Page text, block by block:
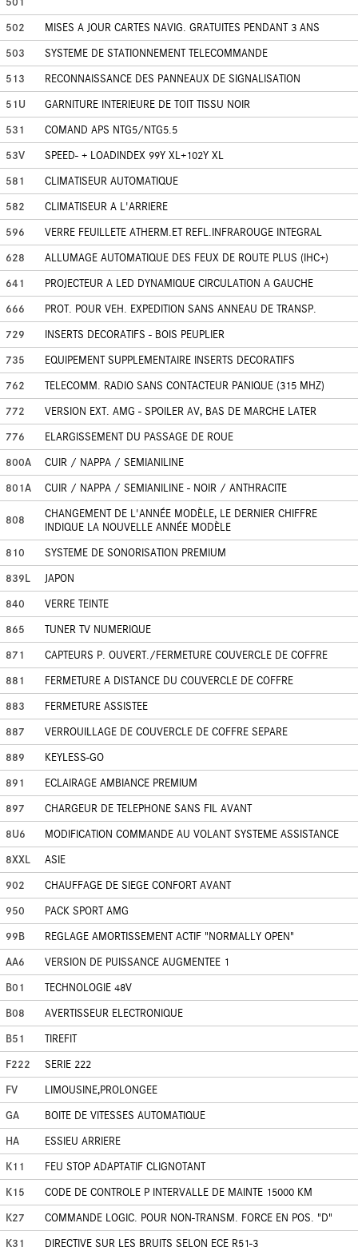
502
MISES A JOUR CARTES NAVIG. GRATUITES PENDANT 3 ANS
503
SYSTEME DE STATIONNEMENT TELECOMMANDE
513
RECONNAISSANCE DES PANNEAUX DE SIGNALISATION
51U
GARNITURE INTERIEURE DE TOIT TISSU NOIR
531
COMAND APS NTG5/NTG5.5
53V
SPEED- + LOADINDEX 99Y XL+102Y XL
581
CLIMATISEUR AUTOMATIQUE
582
CLIMATISEUR A L'ARRIERE
596
VERRE FEUILLETE ATHERM.ET REFL.INFRAROUGE INTEGRAL
628
ALLUMAGE AUTOMATIQUE DES FEUX DE ROUTE PLUS (IHC+)
641
PROJECTEUR A LED DYNAMIQUE CIRCULATION A GAUCHE
666
PROT. POUR VEH. EXPEDITION SANS ANNEAU DE TRANSP.
729
INSERTS DECORATIFS - BOIS PEUPLIER
735
EQUIPEMENT SUPPLEMENTAIRE INSERTS DECORATIFS
762
TELECOMM. RADIO SANS CONTACTEUR PANIQUE (315 MHZ)
772
VERSION EXT. AMG - SPOILER AV, BAS DE MARCHE LATER
776
ELARGISSEMENT DU PASSAGE DE ROUE
800A
CUIR / NAPPA / SEMIANILINE
801A
CUIR / NAPPA / SEMIANILINE - NOIR / ANTHRACITE
808
CHANGEMENT DE L'ANNÉE MODÈLE, LE DERNIER CHIFFRE
INDIQUE LA NOUVELLE ANNÉE MODÈLE
810
SYSTEME DE SONORISATION PREMIUM
839L
JAPON
840
VERRE TEINTE
865
TUNER TV NUMERIQUE
871
CAPTEURS P. OUVERT./FERMETURE COUVERCLE DE COFFRE
881
FERMETURE A DISTANCE DU COUVERCLE DE COFFRE
883
FERMETURE ASSISTEE
887
VERROUILLAGE DE COUVERCLE DE COFFRE SEPARE
889
KEYLESS-GO
891
ECLAIRAGE AMBIANCE PREMIUM
897
CHARGEUR DE TELEPHONE SANS FIL AVANT
8U6
MODIFICATION COMMANDE AU VOLANT SYSTEME ASSISTANCE
8XXL
ASIE
902
CHAUFFAGE DE SIEGE CONFORT AVANT
950
PACK SPORT AMG
99B
REGLAGE AMORTISSEMENT ACTIF "NORMALLY OPEN"
AA6
VERSION DE PUISSANCE AUGMENTEE 1
B01
TECHNOLOGIE 48V
B08
AVERTISSEUR ELECTRONIQUE
B51
TIREFIT
F222
SERIE 222
FV
LIMOUSINE,PROLONGEE
GA
BOITE DE VITESSES AUTOMATIQUE
HA
ESSIEU ARRIERE
K11
FEU STOP ADAPTATIF CLIGNOTANT
K15
CODE DE CONTROLE P INTERVALLE DE MAINTE 15000 KM
K27
COMMANDE LOGIC. POUR NON-TRANSM. FORCE EN POS. "D"
K31
DIRECTIVE SUR LES BRUITS SELON ECE R51-3